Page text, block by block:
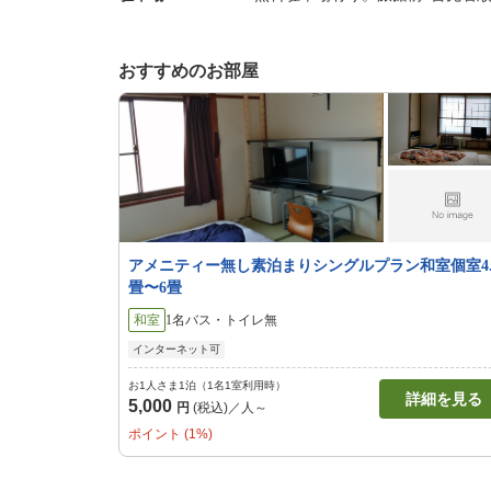
おすすめのお部屋
アメニティー無し素泊まりシングルプラン和室個室
畳〜6畳
和室 1名バス・トイレ無
インターネット可
お1人さま1泊（1名1室利用時）
5,000 円 (税込)／人～ 詳細を見る
ポイント (1%)